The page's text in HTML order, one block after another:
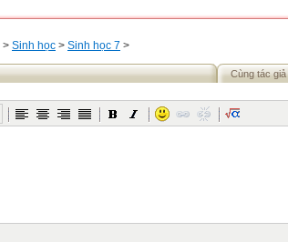
> Sinh học > Sinh học 7 >
Cùng tác giả